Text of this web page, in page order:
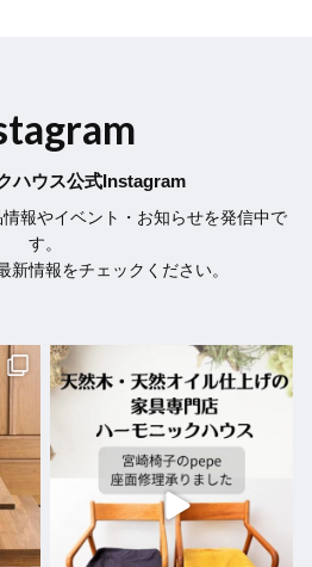
ハウス公式Instagram
報やイベント・お知らせを発信中で
す。
新情報をチェックください。